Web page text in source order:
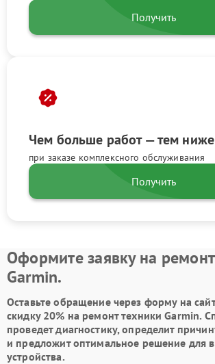
Получить
Чем больше работ — тем
при заказе комплексного обслуживания
Получить
Оформите заявку на
Garmin.
Оставьте обращение через форму на
скидку 20% на ремонт техники Garmin.
проведет диагностику, определит
и предложит оптимальное решение для
устройства.